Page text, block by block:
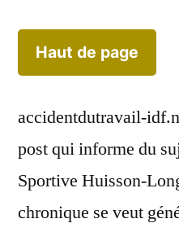
Haut de page
accidentdutravail-
post qui informe du
Sportive Huisson-
chronique se veut